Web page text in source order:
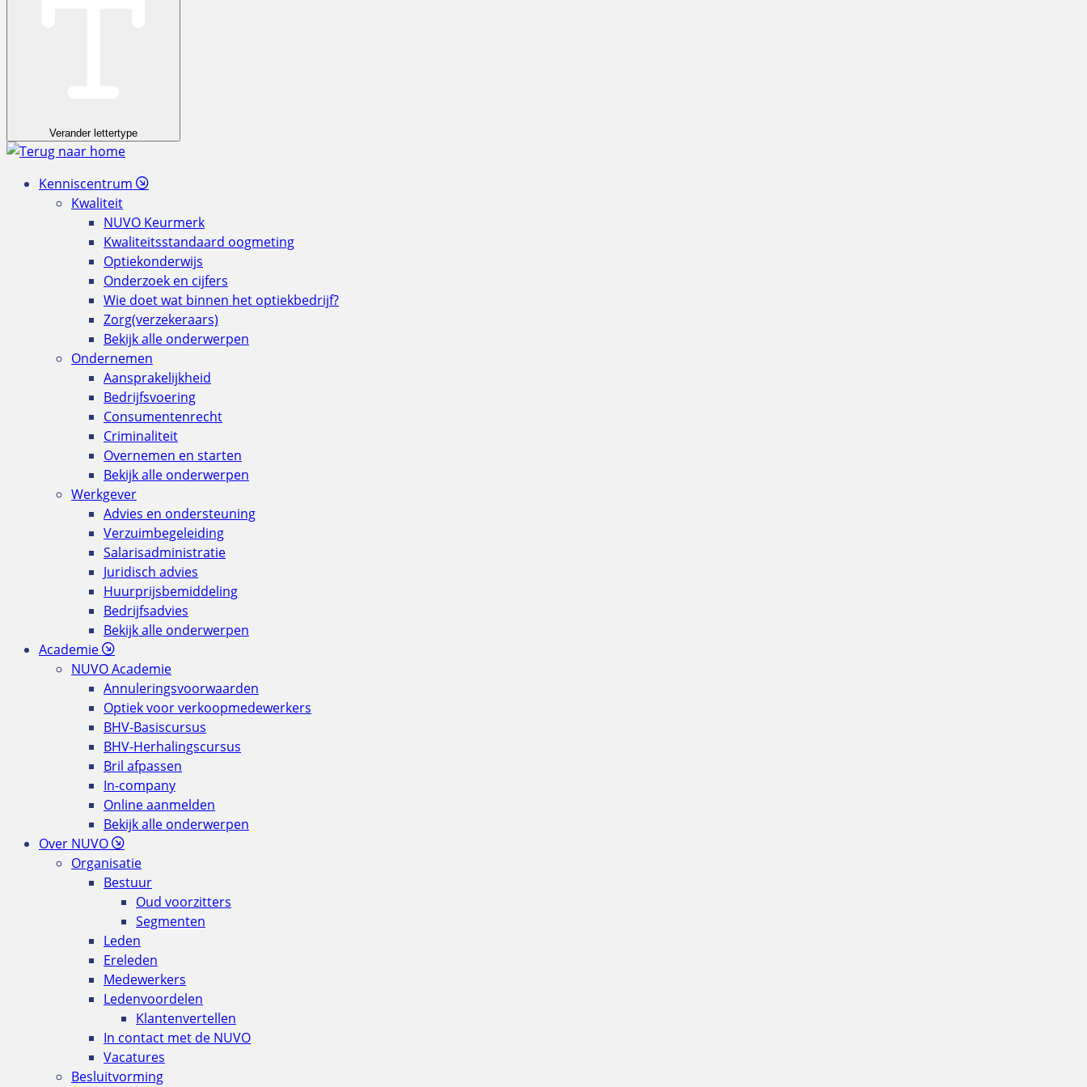
Verander lettertype
Kenniscentrum
Kwaliteit
NUVO Keurmerk
Kwaliteitsstandaard oogmeting
Optiekonderwijs
Onderzoek en cijfers
Wie doet wat binnen het optiekbedrijf?
Zorg(verzekeraars)
Bekijk alle onderwerpen
Ondernemen
Aansprakelijkheid
Bedrijfsvoering
Consumentenrecht
Criminaliteit
Overnemen en starten
Bekijk alle onderwerpen
Werkgever
Advies en ondersteuning
Verzuimbegeleiding
Salarisadministratie
Juridisch advies
Huurprijsbemiddeling
Bedrijfsadvies
Bekijk alle onderwerpen
Academie
NUVO Academie
Annuleringsvoorwaarden
Optiek voor verkoopmedewerkers
BHV-Basiscursus
BHV-Herhalingscursus
Bril afpassen
In-company
Online aanmelden
Bekijk alle onderwerpen
Over NUVO
Organisatie
Bestuur
Oud voorzitters
Segmenten
Leden
Ereleden
Medewerkers
Ledenvoordelen
Klantenvertellen
In contact met de NUVO
Vacatures
Besluitvorming